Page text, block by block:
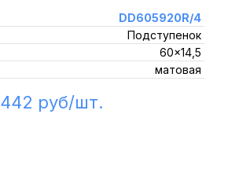
DD605920R/4
Подступенок
60x14,5
матовая
442 руб/шт.